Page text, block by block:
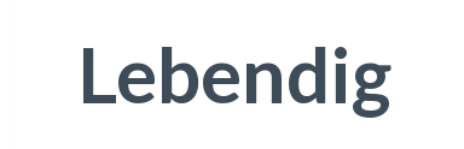
Lebendig